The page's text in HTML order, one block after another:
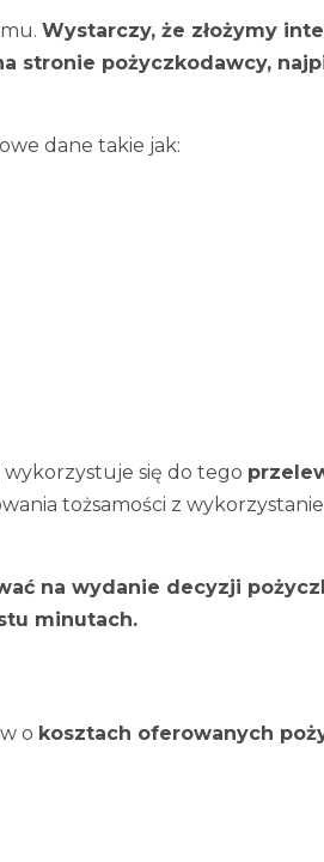
Wystarczy, że złożymy
stronie pożyczkodawcy,
dane takie jak:
wykorzystuje się do tego
tożsamości z
na wydanie decyzji
minutach.
o kosztach oferowanych